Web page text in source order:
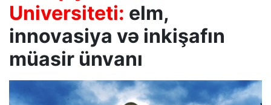
Universiteti: elm,
innovasiya və inkişafın
müasir ünvanı